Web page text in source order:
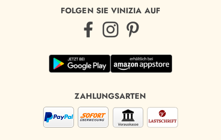
FOLGEN SIE VINIZIA AUF
ZAHLUNGSARTEN